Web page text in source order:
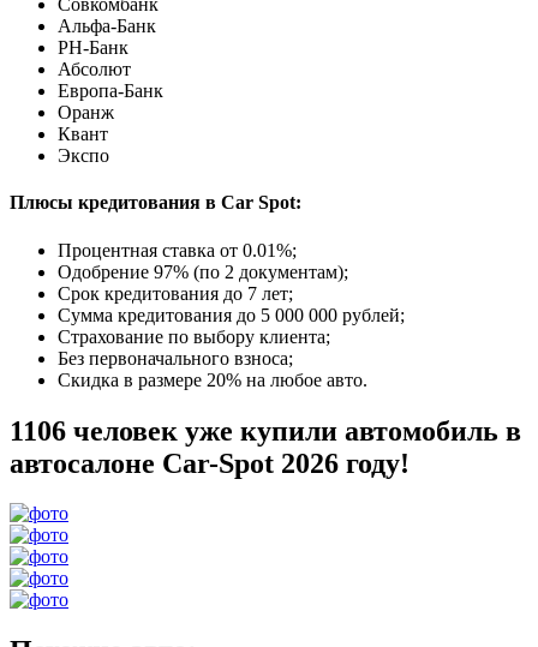
Совкомбанк
Альфа-Банк
РН-Банк
Абсолют
Европа-Банк
Оранж
Квант
Экспо
Плюсы кредитования в Car Spot:
Процентная ставка от 0.01%;
Одобрение 97% (по 2 документам);
Срок кредитования до 7 лет;
Сумма кредитования до 5 000 000 рублей;
Страхование по выбору клиента;
Без первоначального взноса;
Скидка в размере 20% на любое авто.
1106 человек уже купили автомобиль в
автосалоне Car-Spot 2026 году!